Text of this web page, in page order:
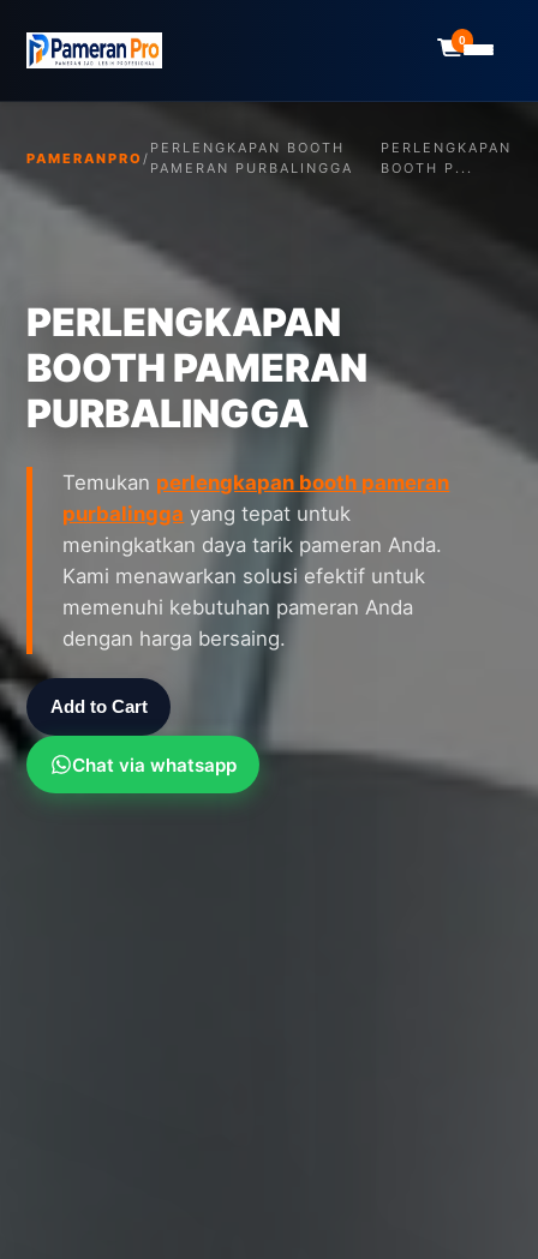
0
PAMERANPRO /
PERLENGKAPAN BOOTH
PAMERAN PURBALINGGA
PERLENGKAPAN
BOOTH P...
PERLENGKAPAN
BOOTH PAMERAN
PURBALINGGA
Temukan perlengkapan booth pameran
purbalingga yang tepat untuk
meningkatkan daya tarik pameran Anda.
Kami menawarkan solusi efektif untuk
memenuhi kebutuhan pameran Anda
dengan harga bersaing.
Add to Cart
Chat via whatsapp